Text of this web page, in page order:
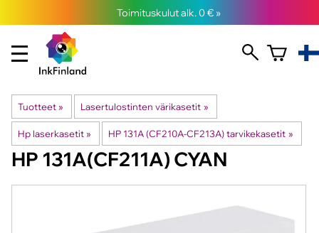
Toimituskulut alk. 0 € »
Tuotteet ‪» Lasertulostinten värikasetit ‪»
Hp laserkasetit ‪» HP 131A (CF210A-CF213A) tarvikekasetit ‪»
HP 131A(CF211A) CYAN